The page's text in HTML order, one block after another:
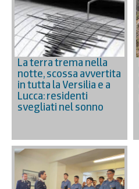
La terra trema nella
notte, scossa avvertita
in tutta la Versilia e a
Lucca: residenti
svegliati nel sonno